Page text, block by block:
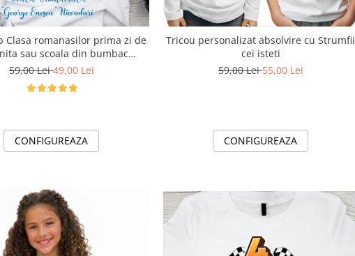
Clasa romanasilor prima zi de
sau scoala din bumbac
ABS1133
59,00 Lei49,00 Lei
CONFIGUREAZA
Tricou personalizat absolvire cu Strumfii
cei isteti
59,00 Lei55,00 Lei
CONFIGUREAZA